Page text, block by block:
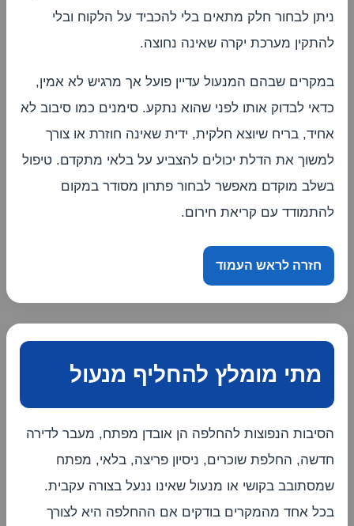
ניתן לבחור חלק מתאים בלי להכביד על הלקוח ובלי
להתקין מערכת יקרה שאינה נחוצה.
במקרים שבהם המנעול עדיין פועל אך מרגיש לא אמין,
כדאי לבדוק אותו לפני שהוא נתקע. סימנים כמו סיבוב לא
אחיד, בריח שיוצא חלקית, ידית שאינה חוזרת או צורך
למשוך את הדלת יכולים להצביע על בלאי מתקדם. טיפול
בשלב מוקדם מאפשר לבחור פתרון מסודר במקום
להתמודד עם קריאת חירום.
חזרה לראש העמוד
מתי מומלץ להחליף מנעול
הסיבות הנפוצות להחלפה הן אובדן מפתח, מעבר לדירה
חדשה, החלפת שוכרים, ניסיון פריצה, בלאי, מפתח
שמסתובב בקושי או מנעול שאינו ננעל בצורה עקבית.
בכל אחד מהמקרים בודקים אם ההחלפה היא לצורך